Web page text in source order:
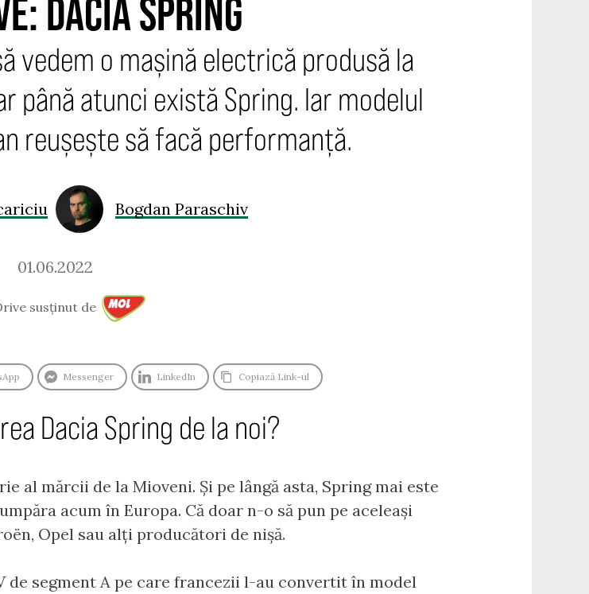
DACIA SPRING
vedem o mașină electrică produsă la
până atunci există Spring. Iar modelul
reușește să facă performanță.
Bogdan Paraschiv
01.06.2022
susținut de
Messenger LinkedIn Copiază Link-ul
Dacia Spring de la noi?
al mărcii de la Mioveni. Și pe lângă asta, Spring mai este
acum în Europa. Că doar n-o să pun pe aceleași
Opel sau alți producători de nișă.
de segment A pe care francezii l-au convertit în model